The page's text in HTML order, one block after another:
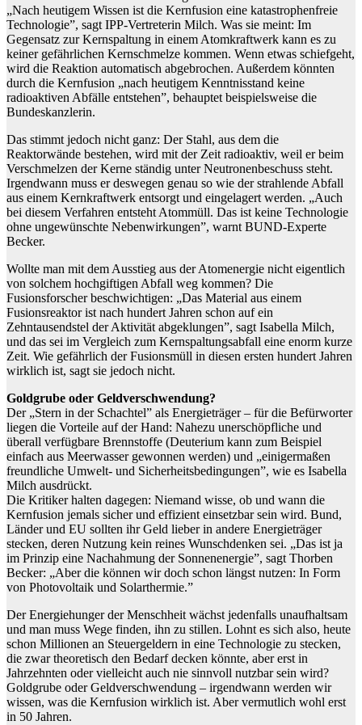
„Nach heutigem Wissen ist die Kernfusion eine katastrophenfreie
Technologie”, sagt IPP-Vertreterin Milch. Was sie meint: Im
Gegensatz zur Kernspaltung in einem Atomkraftwerk kann es zu
keiner gefährlichen Kernschmelze kommen. Wenn etwas schiefgeht,
wird die Reaktion automatisch abgebrochen. Außerdem könnten
durch die Kernfusion „nach heutigem Kenntnisstand keine
radioaktiven Abfälle entstehen”, behauptet beispielsweise die
Bundeskanzlerin.
Das stimmt jedoch nicht ganz: Der Stahl, aus dem die
Reaktorwände bestehen, wird mit der Zeit radioaktiv, weil er beim
Verschmelzen der Kerne ständig unter Neutronenbeschuss steht.
Irgendwann muss er deswegen genau so wie der strahlende Abfall
aus einem Kernkraftwerk entsorgt und eingelagert werden. „Auch
bei diesem Verfahren entsteht Atommüll. Das ist keine Technologie
ohne ungewünschte Nebenwirkungen”, warnt BUND-Experte
Becker.
Wollte man mit dem Ausstieg aus der Atomenergie nicht eigentlich
von solchem hochgiftigen Abfall weg kommen? Die
Fusionsforscher beschwichtigen: „Das Material aus einem
Fusionsreaktor ist nach hundert Jahren schon auf ein
Zehntausendstel der Aktivität abgeklungen”, sagt Isabella Milch,
und das sei im Vergleich zum Kernspaltungsabfall eine enorm kurze
Zeit. Wie gefährlich der Fusionsmüll in diesen ersten hundert Jahren
wirklich ist, sagt sie jedoch nicht.
Goldgrube oder Geldverschwendung?
Der „Stern in der Schachtel” als Energieträger – für die Befürworter
liegen die Vorteile auf der Hand: Nahezu unerschöpfliche und
überall verfügbare Brennstoffe (Deuterium kann zum Beispiel
einfach aus Meerwasser gewonnen werden) und „einigermaßen
freundliche Umwelt- und Sicherheitsbedingungen”, wie es Isabella
Milch ausdrückt.
Die Kritiker halten dagegen: Niemand wisse, ob und wann die
Kernfusion jemals sicher und effizient einsetzbar sein wird. Bund,
Länder und EU sollten ihr Geld lieber in andere Energieträger
stecken, deren Nutzung kein reines Wunschdenken sei. „Das ist ja
im Prinzip eine Nachahmung der Sonnenenergie”, sagt Thorben
Becker: „Aber die können wir doch schon längst nutzen: In Form
von Photovoltaik und Solarthermie.”
Der Energiehunger der Menschheit wächst jedenfalls unaufhaltsam
und man muss Wege finden, ihn zu stillen. Lohnt es sich also, heute
schon Millionen an Steuergeldern in eine Technologie zu stecken,
die zwar theoretisch den Bedarf decken könnte, aber erst in
Jahrzehnten oder vielleicht auch nie sinnvoll nutzbar sein wird?
Goldgrube oder Geldverschwendung – irgendwann werden wir
wissen, was die Kernfusion wirklich ist. Aber vermutlich wohl erst
in 50 Jahren.